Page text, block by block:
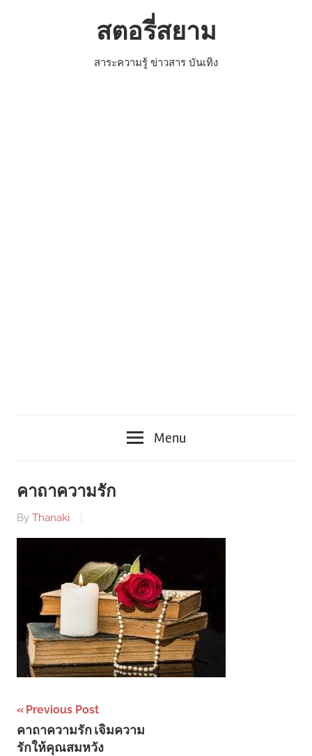
สตอรี่สยาม
สาระความรู้ ข่าวสาร บันเทิง
Menu
คาถาความรัก
By Thanaki
Post
navigation
Previous Post
คาถาความรัก เจิมความ
รักให้คุณสมหวัง